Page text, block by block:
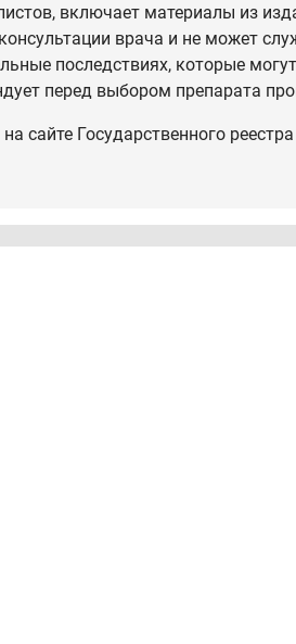
включает материалы из
врача и не может
последствиях, которые
перед выбором препарата
сайте Государственного